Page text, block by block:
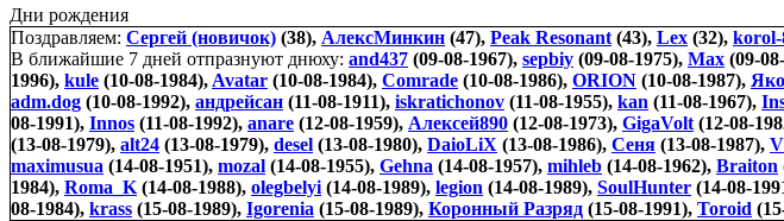
Дни рождения
Поздравляем: Сергей (новичок) (38), АлексМинкин (47), Peak Resonant (43), Lex (32), korol-
В ближайшие 7 дней отпразнуют днюху: and437 (09-08-1967), sepbiy (09-08-1975), Max (09-
1996), kule (10-08-1984), Avatar (10-08-1984), Comrade (10-08-1986), ORION (10-08-1987),
adm.dog (10-08-1992), андрейсан (11-08-1911), iskratichonov (11-08-1955), kan (11-08-1967),
08-1991), Innos (11-08-1992), anare (12-08-1959), Алексей890 (12-08-1973), GigaVolt (12-08-
(13-08-1979), alt24 (13-08-1979), desel (13-08-1980), DaioLiX (13-08-1986), Сеня (13-08-1987),
maximusua (14-08-1951), mozal (14-08-1955), Gehna (14-08-1957), mihleb (14-08-1962), Braiton
1984), Roma_K (14-08-1988), olegbelyi (14-08-1989), legion (14-08-1989), SoulHunter (14-08-
08-1984), krass (15-08-1989), Igorenia (15-08-1989), Коронный Разряд (15-08-1991), Toroid